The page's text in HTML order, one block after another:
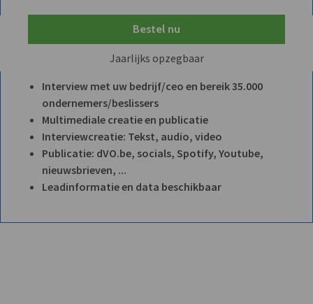
Bestel nu
Jaarlijks opzegbaar
Interview met uw bedrijf/ceo en bereik 35.000
ondernemers/beslissers
Multimediale creatie en publicatie
Interviewcreatie: Tekst, audio, video
Publicatie: dVO.be, socials, Spotify, Youtube,
nieuwsbrieven, ...
Leadinformatie en data beschikbaar